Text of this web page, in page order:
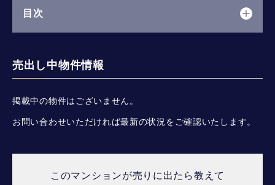
目次
売出し中物件情報
掲載中の物件はございません。
お問い合わせいただければ最新の状況をご確認いたします。
このマンションが売りに出たら教えて